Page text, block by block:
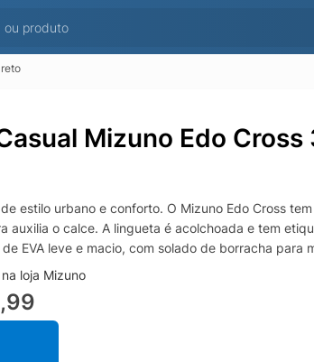
Mizuno Edo Cross
estilo urbano e conforto. O Mizuno Edo Cross
auxilia o calce. A lingueta é acolchoada e tem
de EVA leve e macio, com solado de borracha para
loja Mizuno